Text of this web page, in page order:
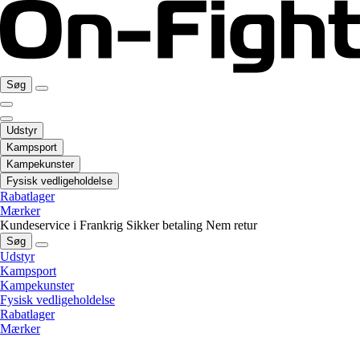
Søg
Udstyr
Kampsport
Kampekunster
Fysisk vedligeholdelse
Rabatlager
Mærker
Kundeservice i Frankrig Sikker betaling Nem retur
Søg
Udstyr
Kampsport
Kampekunster
Fysisk vedligeholdelse
Rabatlager
Mærker